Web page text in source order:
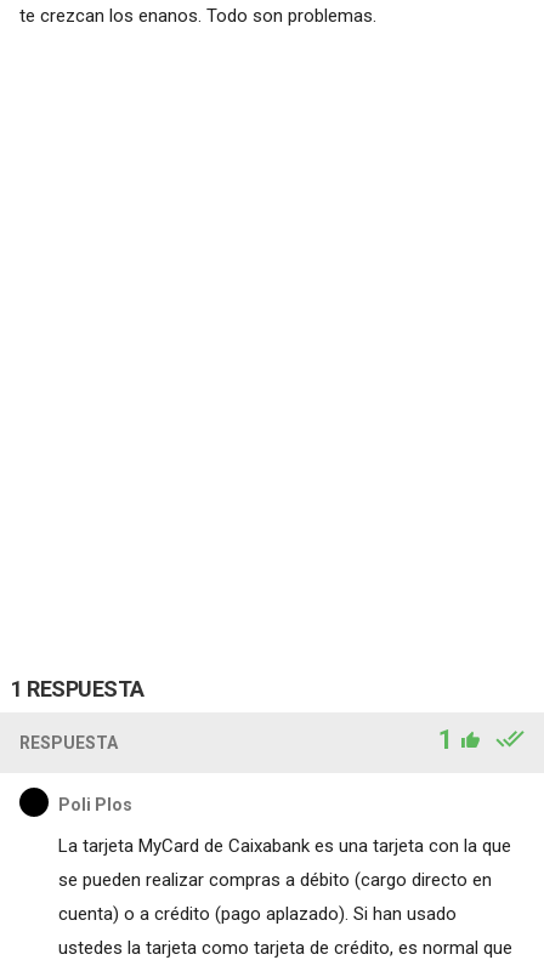
te crezcan los enanos. Todo son problemas.
1 RESPUESTA
RESPUESTA 1
Poli Plos
La tarjeta MyCard de Caixabank es una tarjeta con la que
se pueden realizar compras a débito (cargo directo en
cuenta) o a crédito (pago aplazado). Si han usado
ustedes la tarjeta como tarjeta de crédito, es normal que